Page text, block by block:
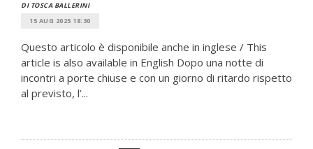
DI TOSCA BALLERINI
15 AUG 2025 18:30
Questo articolo è disponibile anche in inglese / This
article is also available in English Dopo una notte di
incontri a porte chiuse e con un giorno di ritardo rispetto
al previsto, l’...